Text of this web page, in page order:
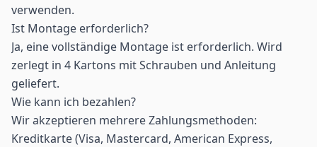
verwenden.
Ist Montage erforderlich?
Ja, eine vollständige Montage ist erforderlich. Wird
zerlegt in 4 Kartons mit Schrauben und Anleitung
geliefert.
Wie kann ich bezahlen?
Wir akzeptieren mehrere Zahlungsmethoden:
Kreditkarte (Visa, Mastercard, American Express,